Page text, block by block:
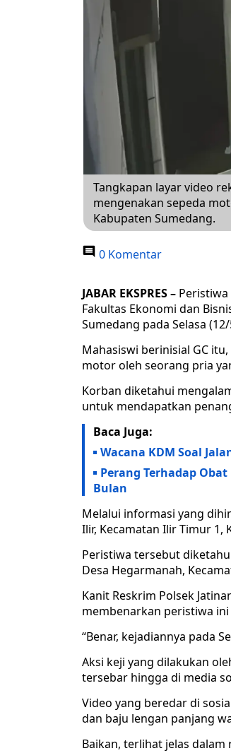
Tangkapan layar video
mengenakan sepeda
Kabupaten Sumedang.
0 Komentar
JABAR EKSPRES –
Fakultas Ekonomi dan
Sumedang pada Selasa
Mahasiswi berinisial GC
motor oleh seorang pria
Korban diketahui
untuk mendapatkan
Baca Juga:
Wacana KDM Soal
Perang Terhadap
Bulan
Melalui informasi yang
Ilir, Kecamatan Ilir Timur 1,
Peristiwa tersebut
Desa Hegarmanah,
Kanit Reskrim Polsek
membenarkan peristiwa
“Benar, kejadiannya pada
Aksi keji yang dilakukan
tersebar hingga di media
Video yang beredar di
dan baju lengan panjang
Baikan, terlihat jelas